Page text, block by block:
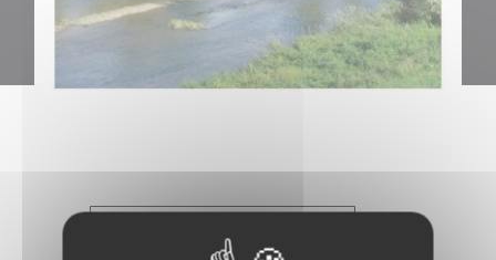
Bulletins Municipaux